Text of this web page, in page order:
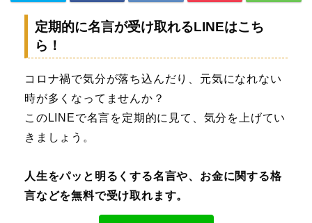
定期的に名言が受け取れるLINEはこち
ら！
コロナ禍で気分が落ち込んだり、元気になれない
時が多くなってませんか？
このLINEで名言を定期的に見て、気分を上げてい
きましょう。
人生をパッと明るくする名言や、お金に関する格
言などを無料で受け取れます。